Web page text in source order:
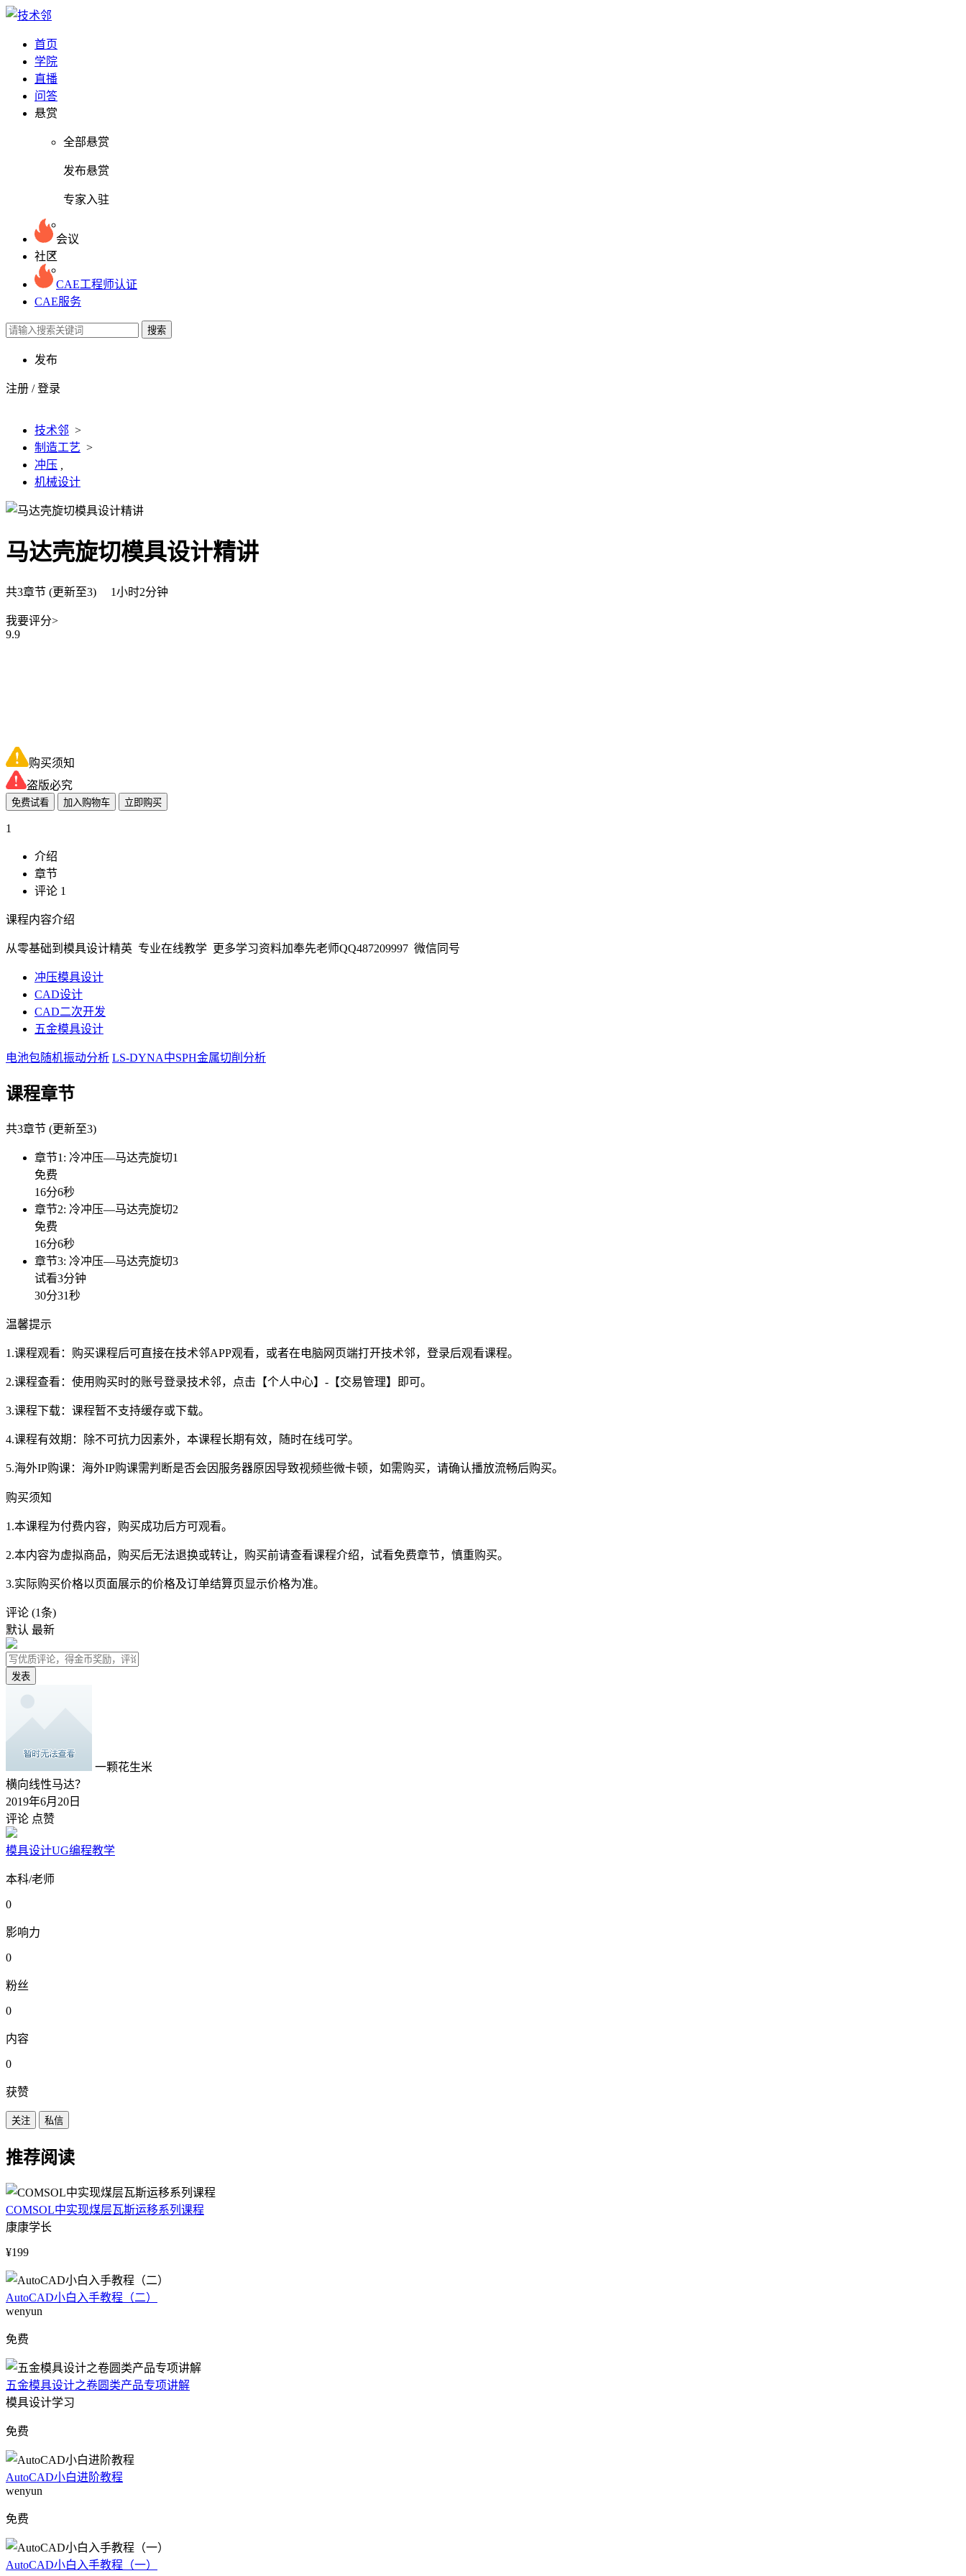
首页
学院
直播
问答
悬赏
全部悬赏
发布悬赏
专家入驻
会议
社区
CAE工程师认证
CAE服务
搜索
发布
注册 /登录
技术邻 >
制造工艺 >
冲压
机械设计
马达壳旋切模具设计精讲
共3章节 (更新至3) 1小时2分钟
我要评分>
9.9
购买须知
盗版必究
免费试看 加入购物车 立即购买
1
介绍
章节
评论 1
课程内容介绍
从零基础到模具设计精英 专业在线教学 更多学习资料加奉先老师QQ487209997 微信同号
冲压模具设计
CAD设计
CAD二次开发
五金模具设计
电池包随机振动分析 LS-DYNA中SPH金属切削分析
课程章节
共3章节 (更新至3)
章节1: 冷冲压—马达壳旋切1
免费
16分6秒
章节2: 冷冲压—马达壳旋切2
免费
16分6秒
章节3: 冷冲压—马达壳旋切3
试看3分钟
30分31秒
温馨提示
1.课程观看：购买课程后可直接在技术邻APP观看，或者在电脑网页端打开技术邻，登录后观看课程。
2.课程查看：使用购买时的账号登录技术邻，点击【个人中心】-【交易管理】即可。
3.课程下载：课程暂不支持缓存或下载。
4.课程有效期：除不可抗力因素外，本课程长期有效，随时在线可学。
5.海外IP购课：海外IP购课需判断是否会因服务器原因导致视频些微卡顿，如需购买，请确认播放流畅后购买。
购买须知
1.本课程为付费内容，购买成功后方可观看。
2.本内容为虚拟商品，购买后无法退换或转让，购买前请查看课程介绍，试看免费章节，慎重购买。
3.实际购买价格以页面展示的价格及订单结算页显示价格为准。
评论 (1条)
默认 最新
发表
一颗花生米
横向线性马达？
2019年6月20日
评论 点赞
模具设计UG编程教学
本科/老师
0
影响力
0
粉丝
0
内容
0
获赞
关注 私信
推荐阅读
COMSOL中实现煤层瓦斯运移系列课程
康康学长
¥199
AutoCAD小白入手教程（二）
wenyun
免费
五金模具设计之卷圆类产品专项讲解
模具设计学习
免费
AutoCAD小白进阶教程
wenyun
免费
AutoCAD小白入手教程（一）